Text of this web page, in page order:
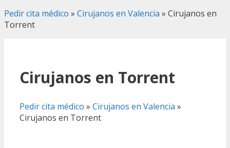
Pedir cita médico » Cirujanos en Valencia » Cirujanos en
Torrent
Cirujanos en Torrent
Pedir cita médico » Cirujanos en Valencia »
Cirujanos en Torrent